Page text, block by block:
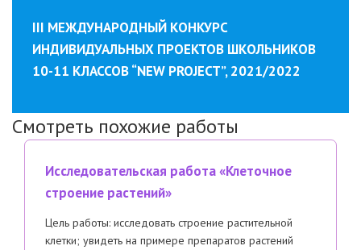
III МЕЖДУНАРОДНЫЙ КОНКУРС
ИНДИВИДУАЛЬНЫХ ПРОЕКТОВ ШКОЛЬНИКОВ
10-11 КЛАССОВ “NEW PROJECT”, 2021/2022
Смотреть похожие работы
Исследовательская работа «Клеточное
строение растений»
Цель работы: исследовать строение растительной
клетки; увидеть на примере препаратов растений